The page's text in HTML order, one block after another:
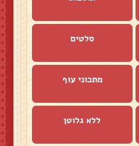
סלטים
מתכוני עוף
ללא גלוטן